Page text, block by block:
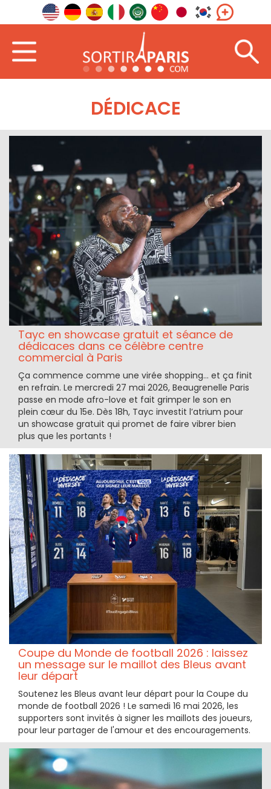
DÉDICACE
Tayc en showcase gratuit et séance de
dédicaces dans ce célèbre centre
commercial à Paris
Ça commence comme une virée shopping… et ça finit
en refrain. Le mercredi 27 mai 2026, Beaugrenelle Paris
passe en mode afro-love et fait grimper le son en
plein cœur du 15e. Dès 18h, Tayc investit l’atrium pour
un showcase gratuit qui promet de faire vibrer bien
plus que les portants !
Coupe du Monde de football 2026 : laissez
un message sur le maillot des Bleus avant
leur départ
Soutenez les Bleus avant leur départ pour la Coupe du
monde de football 2026 ! Le samedi 16 mai 2026, les
supporters sont invités à signer les maillots des joueurs,
pour leur partager de l'amour et des encouragements.